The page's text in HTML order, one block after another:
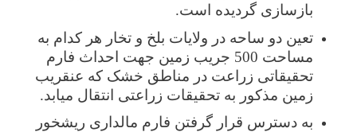
بازسازی گردیده است.
تعین دو ساحه در ولایات بلخ و تخار هر کدام به
مساحت 500 جریب زمین جهت احداث فارم
تحقیقاتی زراعت در مناطق خشک که عنقریب
زمین مذکور به تحقیقات زراعتی انتقال میابد.
به دسترس قرار گرفتن فارم مالداری ریشخور